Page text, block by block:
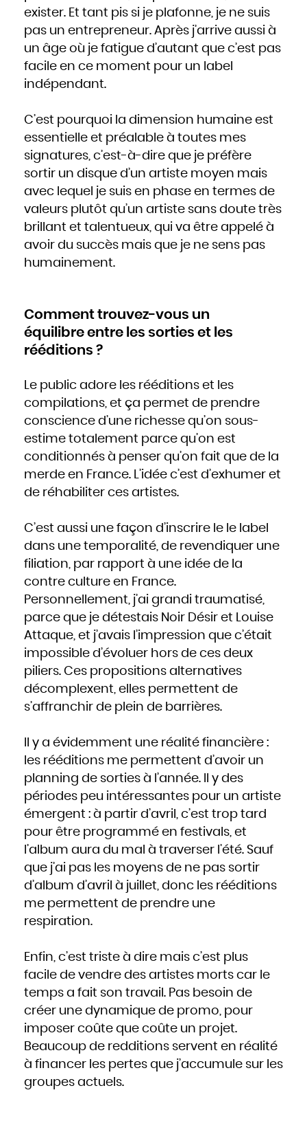
exister. Et tant pis si je plafonne, je ne suis
pas un entrepreneur. Après j’arrive aussi à
un âge où je fatigue d’autant que c’est pas
facile en ce moment pour un label
indépendant.
C’est pourquoi la dimension humaine est
essentielle et préalable à toutes mes
signatures, c’est-à-dire que je préfère
sortir un disque d’un artiste moyen mais
avec lequel je suis en phase en termes de
valeurs plutôt qu’un artiste sans doute très
brillant et talentueux, qui va être appelé à
avoir du succès mais que je ne sens pas
humainement.
Comment trouvez-vous un
équilibre entre les sorties et les
rééditions ?
Le public adore les rééditions et les
compilations, et ça permet de prendre
conscience d’une richesse qu’on sous-
estime totalement parce qu’on est
conditionnés à penser qu’on fait que de la
merde en France. L’idée c’est d’exhumer et
de réhabiliter ces artistes.
C’est aussi une façon d’inscrire le le label
dans une temporalité, de revendiquer une
filiation, par rapport à une idée de la
contre culture en France.
Personnellement, j’ai grandi traumatisé,
parce que je détestais Noir Désir et Louise
Attaque, et j’avais l’impression que c’était
impossible d’évoluer hors de ces deux
piliers. Ces propositions alternatives
décomplexent, elles permettent de
s’affranchir de plein de barrières.
Il y a évidemment une réalité financière :
les rééditions me permettent d’avoir un
planning de sorties à l’année. Il y des
périodes peu intéressantes pour un artiste
émergent : à partir d’avril, c’est trop tard
pour être programmé en festivals, et
l’album aura du mal à traverser l’été. Sauf
que j’ai pas les moyens de ne pas sortir
d’album d’avril à juillet, donc les rééditions
me permettent de prendre une
respiration.
Enfin, c’est triste à dire mais c’est plus
facile de vendre des artistes morts car le
temps a fait son travail. Pas besoin de
créer une dynamique de promo, pour
imposer coûte que coûte un projet.
Beaucoup de redditions servent en réalité
à financer les pertes que j’accumule sur les
groupes actuels.